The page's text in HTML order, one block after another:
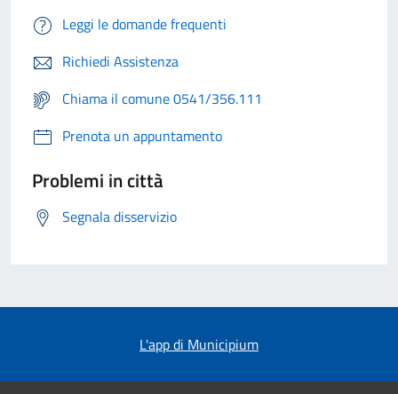
Leggi le domande frequenti
Richiedi Assistenza
Chiama il comune 0541/356.111
Prenota un appuntamento
Problemi in città
Segnala disservizio
L'app di Municipium